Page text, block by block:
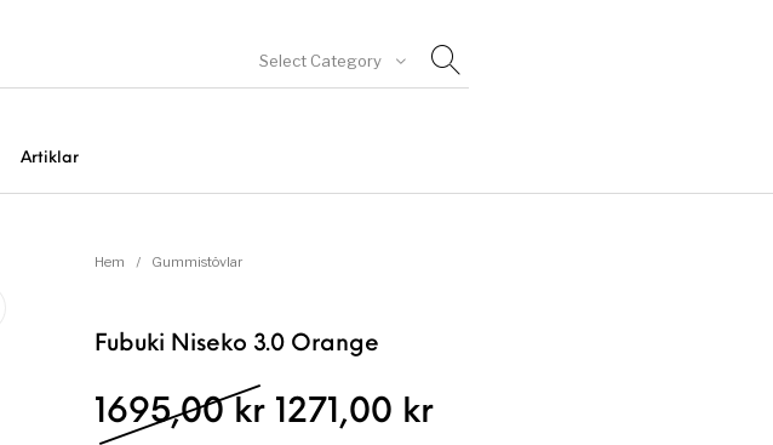
Select Category
Artiklar
Gummistövlar Okategoriserad
Hem / Gummistövlar
Fubuki Niseko 3.0 Orange
1695,00 kr Det ursprungliga priset var:
1271,00 krDet nuvarande